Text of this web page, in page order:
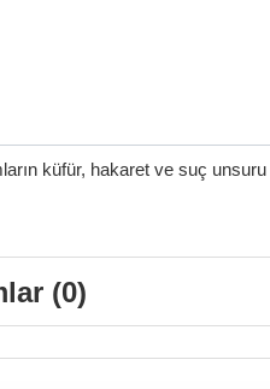
küfür, hakaret ve suç
(0)